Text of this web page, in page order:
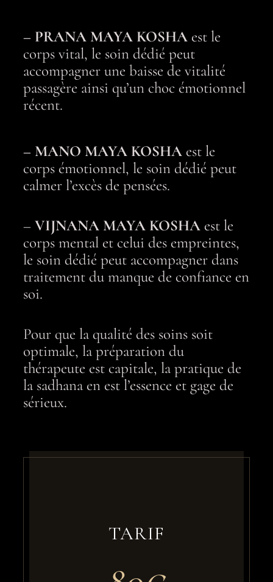
– PRANA MAYA KOSHA est le
corps vital, le soin dédié peut
accompagner une baisse de vitalité
passagère ainsi qu’un choc émotionnel
récent.
– MANO MAYA KOSHA est le
corps émotionnel, le soin dédié peut
calmer l’excès de pensées.
–VIJNANA MAYA KOSHA est le
corps mental et celui des empreintes,
le soin dédié peut accompagner dans
traitement du manque de confiance en
soi.
Pour que la qualité des soins soit
optimale, la préparation du
thérapeute est capitale, la pratique de
la sadhana en est l’essence et gage de
sérieux.
TARIF